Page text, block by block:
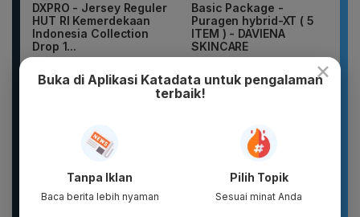
DXPRO - Jersey Reguler
HUT RI Kemerdekaan
Indonesia Collection
Drop 1...
Basic Package -
Puragen hybrid-XT ( 5
ITEM ) - DAVIENA
SKINCARE
×
Buka di Aplikasi Katadata untuk pengalaman
terbaik!
Tanpa Iklan
Baca berita lebih nyaman
Pilih Topik
Sesuai minat Anda